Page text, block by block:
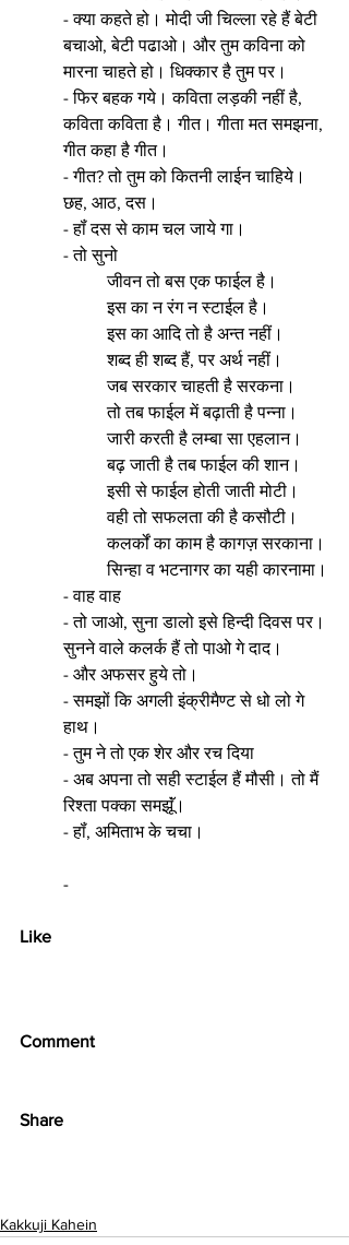
- क्या कहते हो। मोदी जी चिल्ला रहे हैं बेटी
बचाओ, बेटी पढाओ। और तुम कविना को
मारना चाहते हो। धिक्कार है तुम पर।
- फिर बहक गये। कविता लड़की नहीं है,
कविता कविता है। गीत। गीता मत समझना,
गीत कहा है गीत।
- गीत? तो तुम को कितनी लाईन चाहिये।
छह, आठ, दस।
- हॉं दस से काम चल जाये गा।
- तो सुनो
	जीवन तो बस एक फाईल है।
	इस का न रंग न स्टाईल है।
	इस का आदि तो है अन्त नहीं।
	शब्द ही शब्द हैं, पर अर्थ नहीं।
	जब सरकार चाहती है सरकना।
	तो तब फाईल में बढ़ाती है पन्ना।
	जारी करती है लम्बा सा एहलान।
	बढ़ जाती है तब फाईल की शान।
	इसी से फाईल होती जाती मोटी।
	वही तो सफलता की है कसौटी।
	कलर्कों का काम है कागज़ सरकाना।
	सिन्हा व भटनागर का यही कारनामा।
- वाह वाह
- तो जाओ, सुना डालो इसे हिन्दी दिवस पर।
सुनने वाले कलर्क हैं तो पाओ गे दाद।
- और अफसर हुये तो।
- समझों कि अगली इंक्रीमैण्ट से धो लो गे
हाथ।
- तुम ने तो एक शेर और रच दिया
- अब अपना तो सही स्टाईल हैं मौसी। तो मैं
रिश्ता पक्का समझूॅं।
- हॉं, अमिताभ के चचा।
-
Like
Comment
Share
Kakkuji Kahein